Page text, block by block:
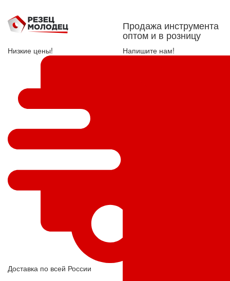
Продажа инструмента
оптом и в розницу
Низкие цены!
Доставка по всей России
Напишите нам!